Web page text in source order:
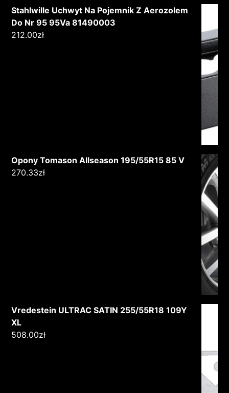
Stahlwille Uchwyt Na Pojemnik Z Aerozolem
Do Nr 95 95Va 81490003
212.00zł
Opony Tomason Allseason 195/55R15 85 V
270.33zł
Vredestein ULTRAC SATIN 255/55R18 109Y
XL
508.00zł